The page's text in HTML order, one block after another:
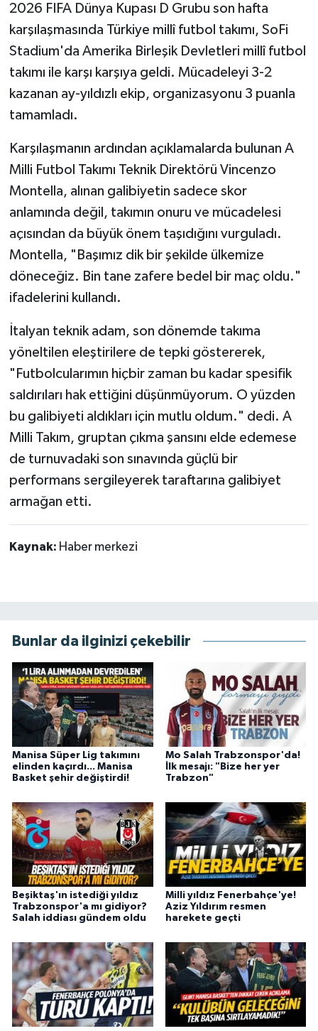
2026 FIFA Dünya Kupası D Grubu son hafta
karşılaşmasında Türkiye millî futbol takımı, SoFi
Stadium'da Amerika Birleşik Devletleri millî futbol
takımı ile karşı karşıya geldi. Mücadeleyi 3-2
kazanan ay-yıldızlı ekip, organizasyonu 3 puanla
tamamladı.
Karşılaşmanın ardından açıklamalarda bulunan A
Milli Futbol Takımı Teknik Direktörü Vincenzo
Montella, alınan galibiyetin sadece skor
anlamında değil, takımın onuru ve mücadelesi
açısından da büyük önem taşıdığını vurguladı.
Montella, "Başımız dik bir şekilde ülkemize
döneceğiz. Bin tane zafere bedel bir maç oldu."
ifadelerini kullandı.
İtalyan teknik adam, son dönemde takıma
yöneltilen eleştirilere de tepki göstererek,
"Futbolcularımın hiçbir zaman bu kadar spesifik
saldırıları hak ettiğini düşünmüyorum. O yüzden
bu galibiyeti aldıkları için mutlu oldum." dedi. A
Milli Takım, gruptan çıkma şansını elde edemese
de turnuvadaki son sınavında güçlü bir
performans sergileyerek taraftarına galibiyet
armağan etti.
Kaynak: Haber merkezi
Bunlar da ilginizi çekebilir
Manisa Süper Lig takımını
elinden kaçırdı... Manisa
Basket şehir değiştirdi!
Mo Salah Trabzonspor'da!
İlk mesajı: "Bize her yer
Trabzon"
Beşiktaş'ın istediği yıldız
Trabzonspor'a mı gidiyor?
Salah iddiası gündem oldu
Milli yıldız Fenerbahçe'ye!
Aziz Yıldırım resmen
harekete geçti